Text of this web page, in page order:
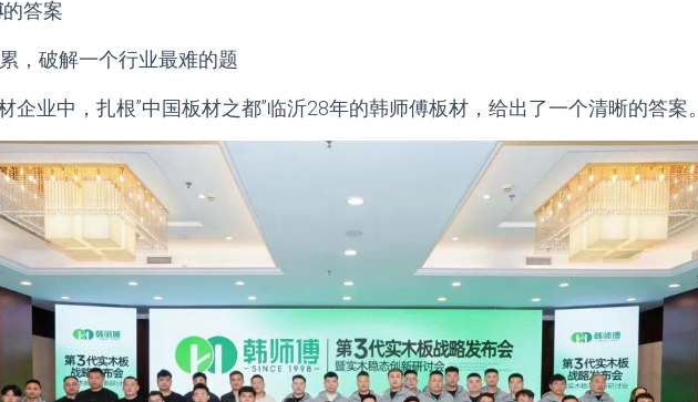
的答案
，破解一个行业最难的题
企业中，扎根”中国板材之都”临沂28年的韩师傅板材，给出了一个清晰的答案。